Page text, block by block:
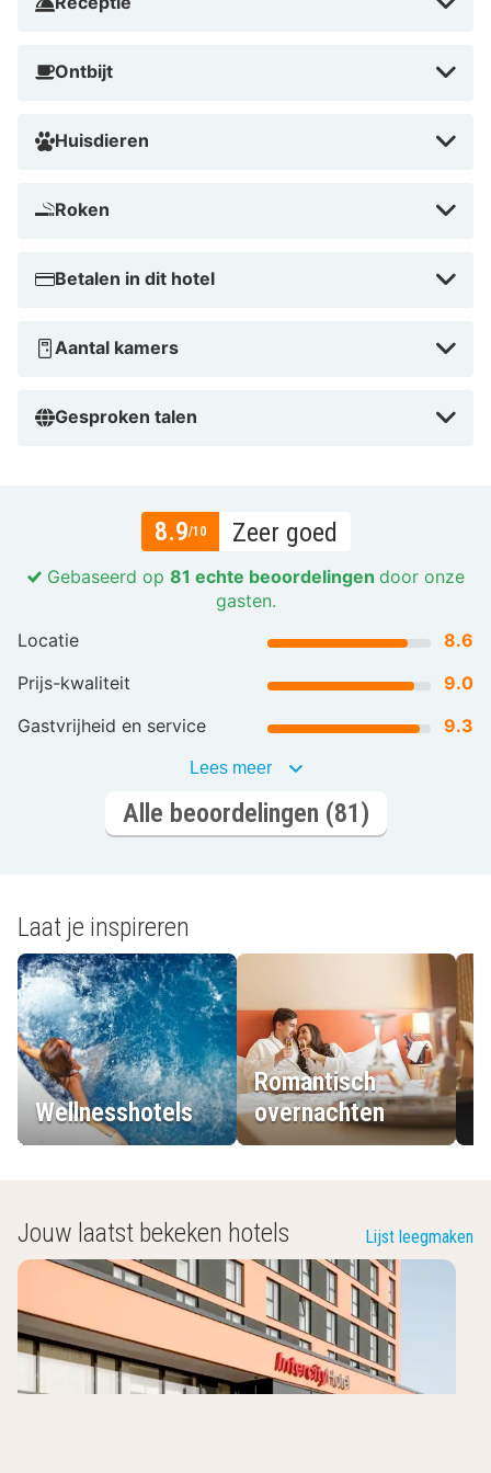
Ontbijt
Huisdieren
Roken
Betalen in dit hotel
Aantal kamers
Gesproken talen
8.9/10 Zeer goed
Gebaseerd op 81 echte beoordelingen door onze
gasten.
Locatie
8.6
Prijs-kwaliteit
9.0
Gastvrijheid en service
9.3
Lees meer
Alle beoordelingen (81)
Laat je inspireren
Wellnesshotels
Romantisch
overnachten
Jouw laatst bekeken hotels Lijst leegmaken